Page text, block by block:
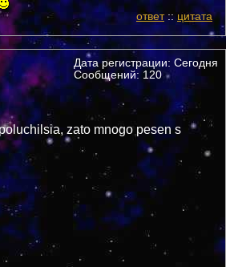
ответ::цитата
Дата регистрации: Сегодня
Сообщений: 120
zato mnogo pesen s